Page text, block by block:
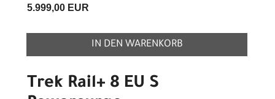
5.999,00 EUR
IN DEN WARENKORB
Trek Rail+ 8 EU S